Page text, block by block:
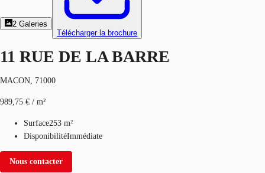
2 Galeries
Télécharger la brochure
11 RUE DE LA BARRE
MACON, 71000
989,75 € / m²
Surface253 m²
DisponibilitéImmédiate
Nous contacter